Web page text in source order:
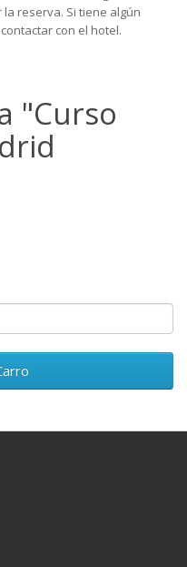
la reserva. Si tiene algún
con el hotel.
"Curso